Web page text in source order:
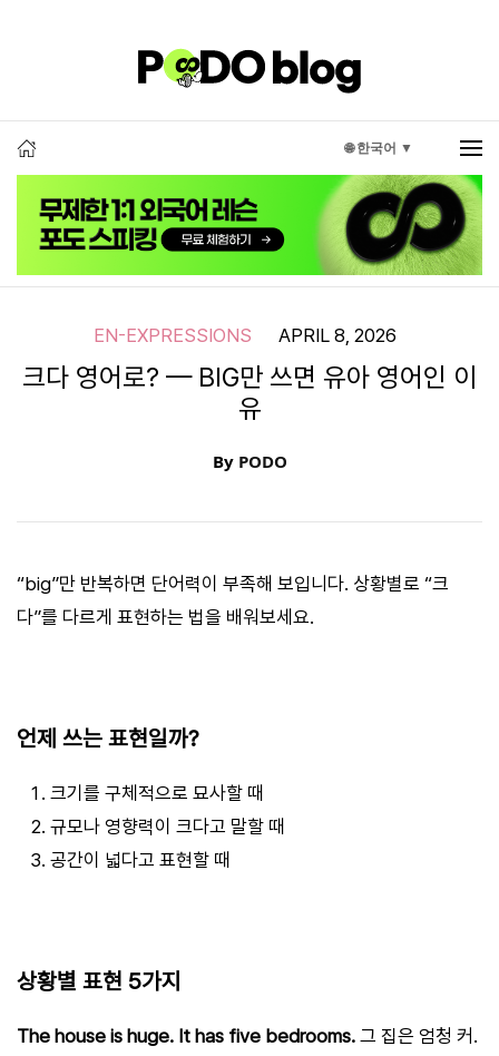
🌐 한국어 ▼
EN-EXPRESSIONS APRIL 8, 2026
크다 영어로? — BIG만 쓰면 유아 영어인 이
유
By PODO
“big”만 반복하면 단어력이 부족해 보입니다. 상황별로 “크
다”를 다르게 표현하는 법을 배워보세요.
언제 쓰는 표현일까?
크기를 구체적으로 묘사할 때
규모나 영향력이 크다고 말할 때
공간이 넓다고 표현할 때
상황별 표현 5가지
The house is huge. It has five bedrooms. 그 집은 엄청 커.